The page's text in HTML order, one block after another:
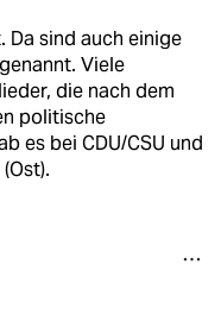
Da sind auch einige
Viele
die nach dem
politische
es bei CDU/CSU und